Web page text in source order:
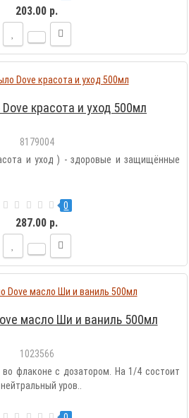
203.00 р.
красота и уход 500мл
8179004
и уход ) - здоровые и защищённые
0
287.00 р.
масло Ши и ваниль 500мл
1023566
флаконе с дозатором. На 1/4 состоит
уров..